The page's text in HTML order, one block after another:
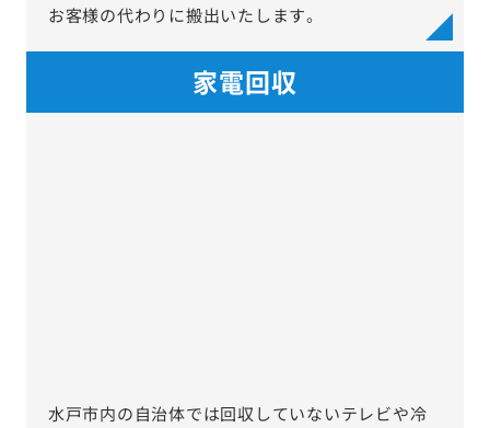
お客様の代わりに搬出いたします。
家電回収
水戸市内の自治体では回収していないテレビや冷